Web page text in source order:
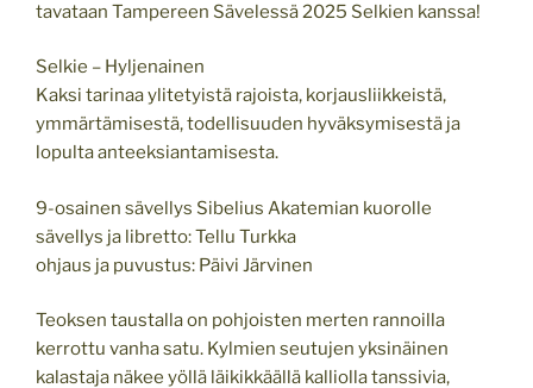
tavataan Tampereen Sävelessä 2025 Selkien kanssa!
Selkie – Hyljenainen
Kaksi tarinaa ylitetyistä rajoista, korjausliikkeistä,
ymmärtämisestä, todellisuuden hyväksymisestä ja
lopulta anteeksiantamisesta.
9-osainen sävellys Sibelius Akatemian kuorolle
sävellys ja libretto: Tellu Turkka
ohjaus ja puvustus: Päivi Järvinen
Teoksen taustalla on pohjoisten merten rannoilla
kerrottu vanha satu. Kylmien seutujen yksinäinen
kalastaja näkee yöllä läikikkäällä kalliolla tanssivia,